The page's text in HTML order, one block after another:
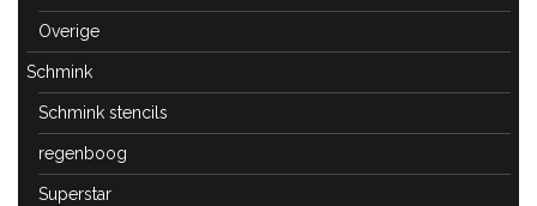
Overige
Schmink
Schmink stencils
regenboog
Superstar